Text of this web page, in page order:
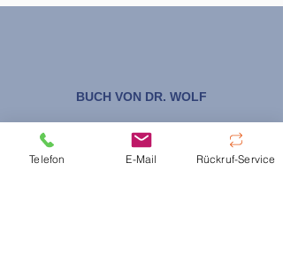
BUCH VON DR. WOLF
Lesen Sie das Buch
“Neue Wege in der Krebstherapie“
in der zweiten Editio.
Telefon E-Mail Rückruf-Service